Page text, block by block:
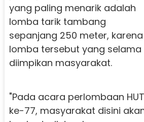
yang paling menarik adalah
lomba tarik tambang
sepanjang 250 meter, karena
lomba tersebut yang selama
diimpikan masyarakat.
"Pada acara perlombaan HUT
ke-77, masyarakat disini